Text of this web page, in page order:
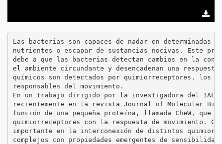
Las bacterias son capaces de nadar en determinadas
nutrientes o escapar de sustancias nocivas. Este
debe a que las bacterias detectan cambios en la
el ambiente circundante y desencadenan una respuesta
químicos son detectados por quimiorreceptores, los
responsables del movimiento.
En un trabajo dirigido por la investigadora del IAL
recientemente en la revista Journal of Molecular
función de una pequeña proteína, llamada CheW,
quimiorreceptores con la respuesta de movimiento.
importante en la interconexión de distintos
complejos con propiedades emergentes de